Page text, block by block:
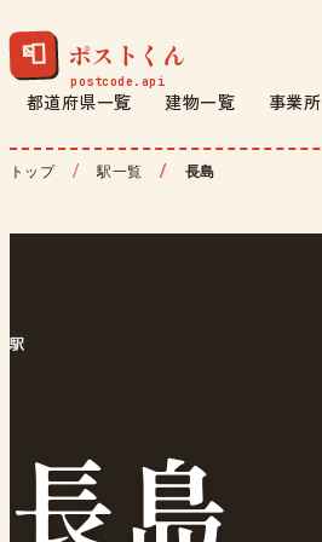
📮 ポストくん
都道府県一覧 建物一覧 事業所
トップ 駅一覧 長島
駅
長島